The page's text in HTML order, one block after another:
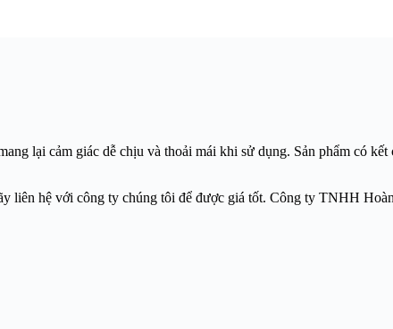
lại cảm giác dễ chịu và thoải mái khi sử dụng. Sản phẩm có
liên hệ với công ty chúng tôi để được giá tốt. Công ty TNHH